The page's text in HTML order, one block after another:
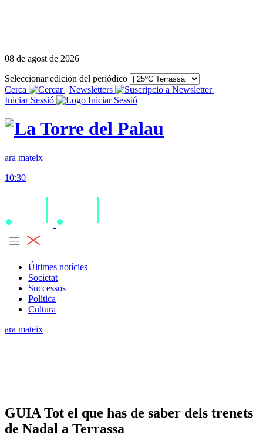
08 de agost de 2026
Seleccionar edición del periódico
Cerca
| Newsletters
|
Iniciar Sessió
ara mateix
10:30
Últimes notícies
Societat
Successos
Política
Cultura
ara mateix
GUIA Tot el que has de saber dels trenets
de Nadal a Terrassa